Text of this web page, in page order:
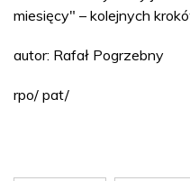
miesięcy" – kolejnych
autor: Rafał Pogrzebny
rpo/ pat/